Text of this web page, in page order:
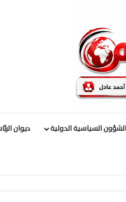
الشؤون السياسية الدولية ديوان